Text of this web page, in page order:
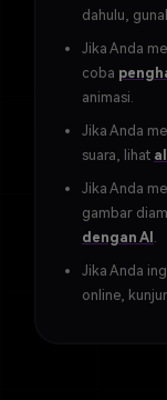
dahulu,
Jika Anda
coba
animasi.
Jika Anda
suara, lihat
Jika Anda
gambar
dengan AI
Jika Anda
online,